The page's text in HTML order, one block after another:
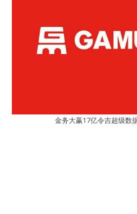
金务大赢17亿令吉超级数